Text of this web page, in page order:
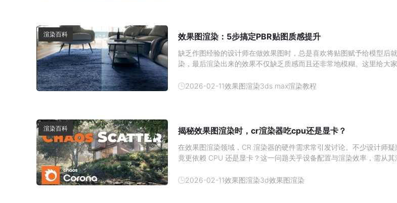
渲染百科 效果图渲染：5步搞定PBR贴图质感提升
缺乏作图经验的设计师在做效果图时，总是喜欢将贴图赋予给模型后
染，最后渲染出来的效果不仅缺乏质感而且还非常地模糊。这里给大家
图质感提升技巧1、 首先将准备好的贴图拖入贴图生成器中。2、 然后
2026-02-11效果图渲染3ds max渲染教程
渲染百科 揭秘效果图渲染时，cr渲染器吃cpu还是显卡？
在效果图渲染领域，CR 渲染器的硬件需求常引发讨论。不少设计师疑
竟更依赖 CPU 还是显卡？这一问题关乎设备配置与渲染效率，需从其
加速对于使用 CR 渲染器的设计师而言，硬件投入的优先级一直是关
2026-02-11效果图渲染3d效果图渲染